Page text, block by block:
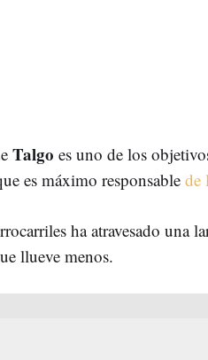
Talgo es uno de los
es máximo responsable de
ha atravesado una
llueve menos.